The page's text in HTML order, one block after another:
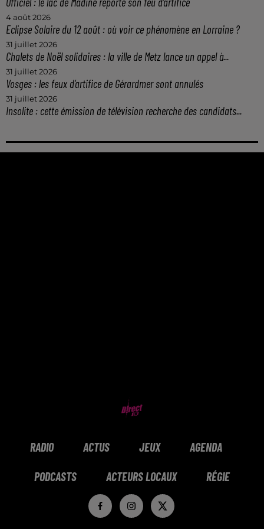
4 août 2026
Eclipse Solaire du 12 août : où voir ce phénomène en Lorraine ?
31 juillet 2026
Chalets de Noël solidaires : la ville de Metz lance un appel à...
31 juillet 2026
Vosges : les feux d’artifice de Gérardmer sont annulés
31 juillet 2026
Insolite : cette émission de télévision recherche des candidats...
RADIO ACTUS JEUX AGENDA
PODCASTS ACTEURS LOCAUX RÉGIE